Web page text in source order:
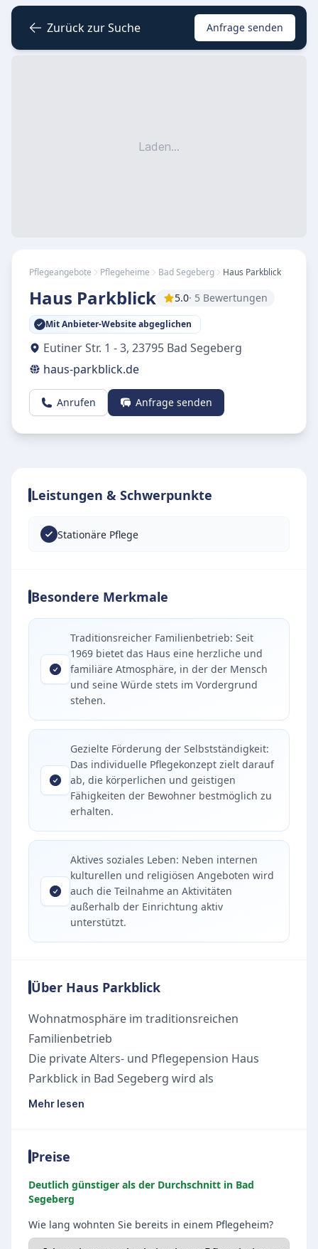
Zurück zur Suche Anfrage senden
Laden...
Pflegeangebote Pflegeheime Bad Segeberg Haus Parkblick
Haus Parkblick 5.0· 5 Bewertungen
Mit Anbieter-Website abgeglichen
Eutiner Str. 1 - 3, 23795 Bad Segeberg
haus-parkblick.de
Anrufen Anfrage senden
Leistungen & Schwerpunkte
Stationäre Pflege
Besondere Merkmale
Traditionsreicher Familienbetrieb: Seit
1969 bietet das Haus eine herzliche und
familiäre Atmosphäre, in der der Mensch
und seine Würde stets im Vordergrund
stehen.
Gezielte Förderung der Selbstständigkeit:
Das individuelle Pflegekonzept zielt darauf
ab, die körperlichen und geistigen
Fähigkeiten der Bewohner bestmöglich zu
erhalten.
Aktives soziales Leben: Neben internen
kulturellen und religiösen Angeboten wird
auch die Teilnahme an Aktivitäten
außerhalb der Einrichtung aktiv
unterstützt.
Über Haus Parkblick
Wohnatmosphäre im traditionsreichen
Familienbetrieb
Die private Alters- und Pflegepension Haus
Parkblick in Bad Segeberg wird als
traditionsreicher Familienbetrieb geführt und
die Würde jedes Einzelnen prägen den Alltag
und schaffen ein herzliches Umfeld.
Ausstattung und Pflegekonzept
Die Einrichtung ist darauf ausgerichtet,
Bewohner aller Pflegegrade individuell zu
Mehr lesen
Preise
Deutlich günstiger als der Durchschnitt in Bad
Segeberg
Wie lang wohnten Sie bereits in einem Pflegeheim?